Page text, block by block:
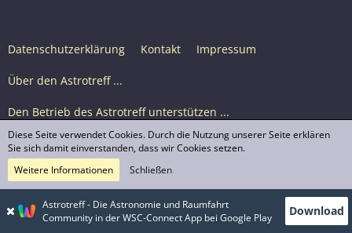
Datenschutzerklärung Kontakt Impressum
Über den Astrotreff ...
Den Betrieb des Astrotreff unterstützen ...
Nutzungsbedingungen
© Astrotreff 2001-2026, lizenziert unter CC BY-SA,
sofern für einzelne Inhalte nicht anders angegeben
Astrotreff - Die Astronomie und Raumfahrt
Community in der WSC-Connect App bei Google Play
Download
Diese Seite verwendet Cookies. Durch die Nutzung unserer Seite erklären
Sie sich damit einverstanden, dass wir Cookies setzen.
Weitere Informationen
Schließen